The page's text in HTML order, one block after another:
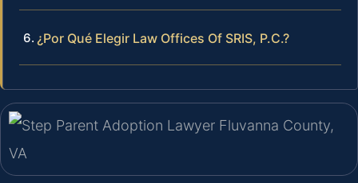
¿Por Qué Elegir Law Offices Of SRIS, P.C.?